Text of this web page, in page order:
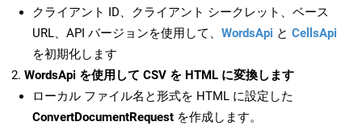
クライアント ID、クライアント シークレット、ベース
URL、API バージョンを使用して、 WordsApi と CellsApi
を初期化します
WordsApi を使用して CSV を HTML に変換します
ローカル ファイル名と形式を HTML に設定した
ConvertDocumentRequest を作成します。